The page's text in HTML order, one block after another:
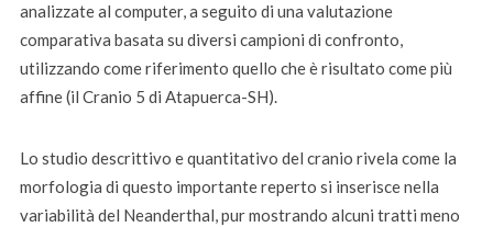
analizzate al computer, a seguito di una valutazione
comparativa basata su diversi campioni di confronto,
utilizzando come riferimento quello che è risultato come più
affine (il Cranio 5 di Atapuerca-SH).
Lo studio descrittivo e quantitativo del cranio rivela come la
morfologia di questo importante reperto si inserisce nella
variabilità del Neanderthal, pur mostrando alcuni tratti meno